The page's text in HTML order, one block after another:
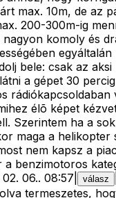
max. 10m, de az
200-300m-ig
komoly és
bele: csak az
a gépet 30
rádiókapcsoldaban
élõ képet
Szerintem ha a
maga a helikopter
nem kapsz a
a benzimotoros
02. 06.. 08:57 válasz
termeszetes,